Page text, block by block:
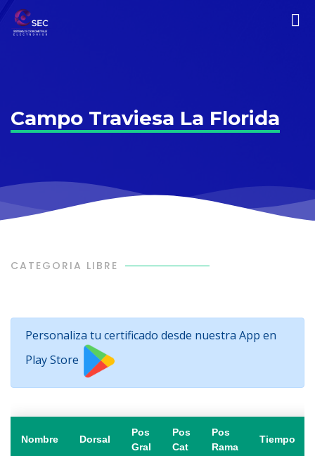
Campo Traviesa La Florida
CATEGORIA LIBRE
Personaliza tu certificado desde nuestra App en
Play Store
Nombre Dorsal
Pos
Gral
Pos
Cat
Pos
Rama
Tiempo